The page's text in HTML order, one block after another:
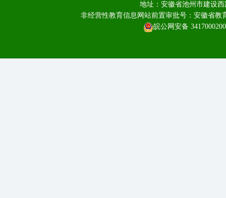
地址：安徽省池州市建设
非经营性教育信息网站前置审批号：安徽省
皖公网安备